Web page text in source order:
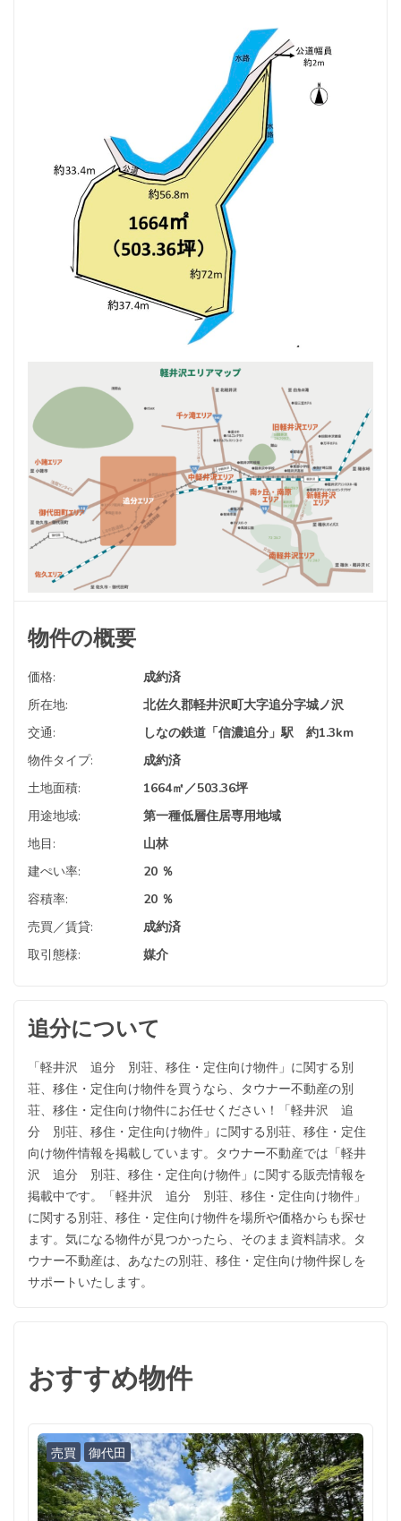
物件の概要
価格:
成約済
所在地:
北佐久郡軽井沢町大字追分字城ノ沢
交通:
しなの鉄道「信濃追分」駅 約1.3km
物件タイプ:
成約済
土地面積:
1664㎡／503.36坪
用途地域:
第一種低層住居専用地域
地目:
山林
建ぺい率:
20 ％
容積率:
20 ％
売買／賃貸:
成約済
取引態様:
媒介
追分について
「軽井沢 追分 別荘、移住・定住向け物件」に関する別
荘、移住・定住向け物件を買うなら、タウナー不動産の別
荘、移住・定住向け物件にお任せください！「軽井沢 追
分 別荘、移住・定住向け物件」に関する別荘、移住・定住
向け物件情報を掲載しています。タウナー不動産では「軽井
沢 追分 別荘、移住・定住向け物件」に関する販売情報を
掲載中です。「軽井沢 追分 別荘、移住・定住向け物件」
に関する別荘、移住・定住向け物件を場所や価格からも探せ
ます。気になる物件が見つかったら、そのまま資料請求。タ
ウナー不動産は、あなたの別荘、移住・定住向け物件探しを
サポートいたします。
おすすめ物件
売買 御代田